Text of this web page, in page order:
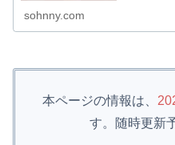
sohnny.com
本ページの情報は、
す。随時更新